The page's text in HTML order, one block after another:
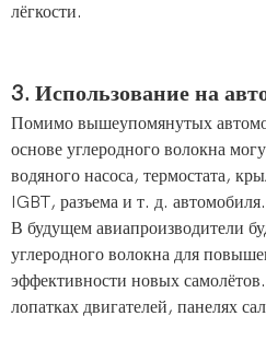
лёгкости.
3. Использование на
Помимо вышеупомянутых
основе углеродного волокна
водяного насоса, термостата,
IGBT, разъема и т. д. автомобиля.
В будущем авиапроизводители
углеродного волокна для
эффективности новых
лопатках двигателей, панелях